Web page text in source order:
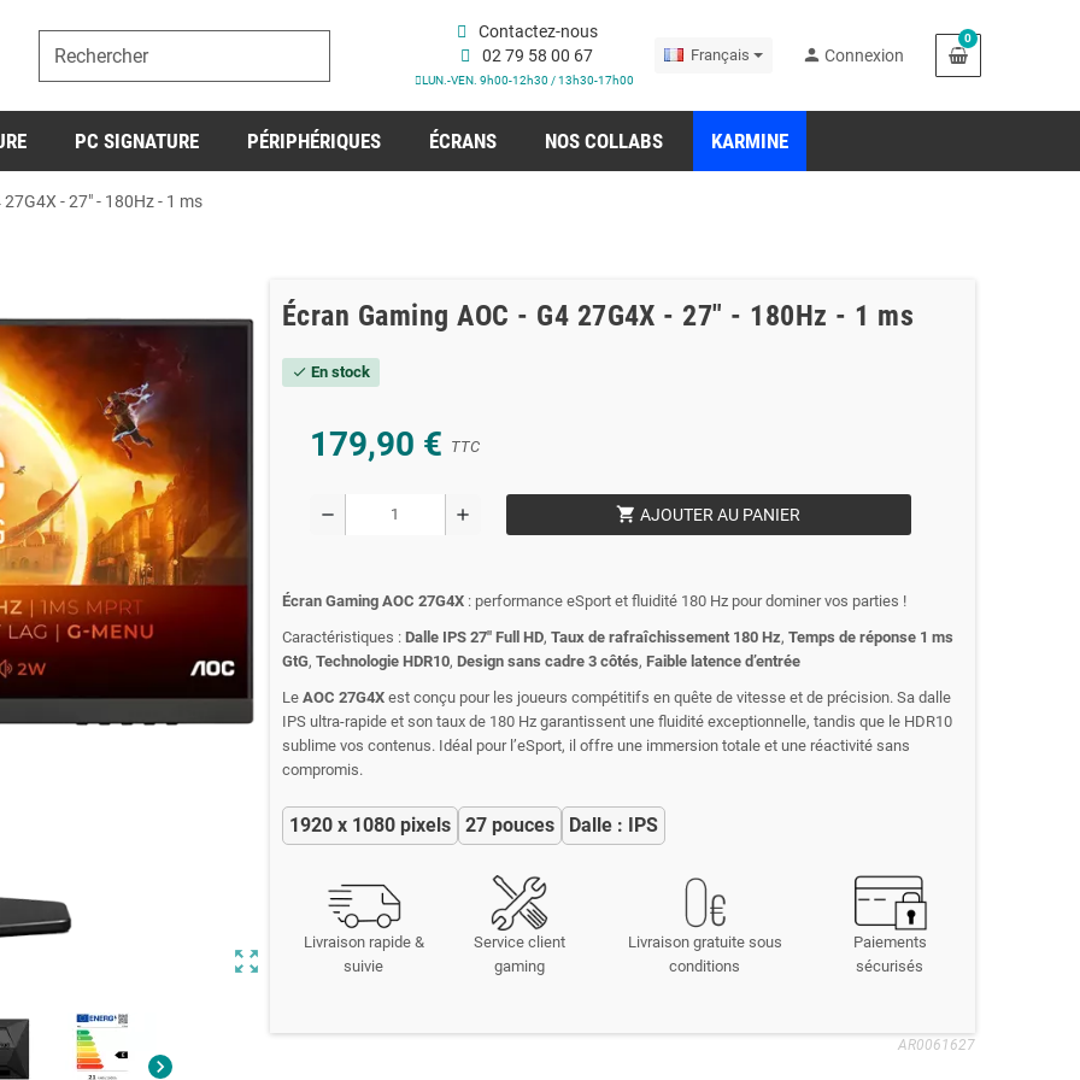
Contactez-nous
02 79 58 00 67
LUN.-VEN. 9h00-12h30 / 13h30-17h00
Français person Connexion
0
PC SIGNATURE PÉRIPHÉRIQUES ÉCRANS NOS COLLABS KARMINE
- 27" - 180Hz - 1 ms
zoom_out_map
chevron_right
Écran Gaming AOC - G4 27G4X - 27" - 180Hz - 1 ms
check En stock
179,90 € TTC
remove add shopping_cart AJOUTER AU PANIER
Écran Gaming AOC 27G4X : performance eSport et fluidité 180 Hz pour dominer vos parties !
Caractéristiques : Dalle IPS 27" Full HD, Taux de rafraîchissement 180 Hz, Temps de réponse 1 ms
GtG, Technologie HDR10, Design sans cadre 3 côtés, Faible latence d’entrée
Le AOC 27G4X est conçu pour les joueurs compétitifs en quête de vitesse et de précision. Sa dalle
IPS ultra-rapide et son taux de 180 Hz garantissent une fluidité exceptionnelle, tandis que le HDR10
sublime vos contenus. Idéal pour l’eSport, il offre une immersion totale et une réactivité sans
compromis.
1920 x 1080 pixels 27 pouces Dalle : IPS
Livraison rapide &
suivie
Service client
gaming
Livraison gratuite sous
conditions
Paiements
sécurisés
AR0061627